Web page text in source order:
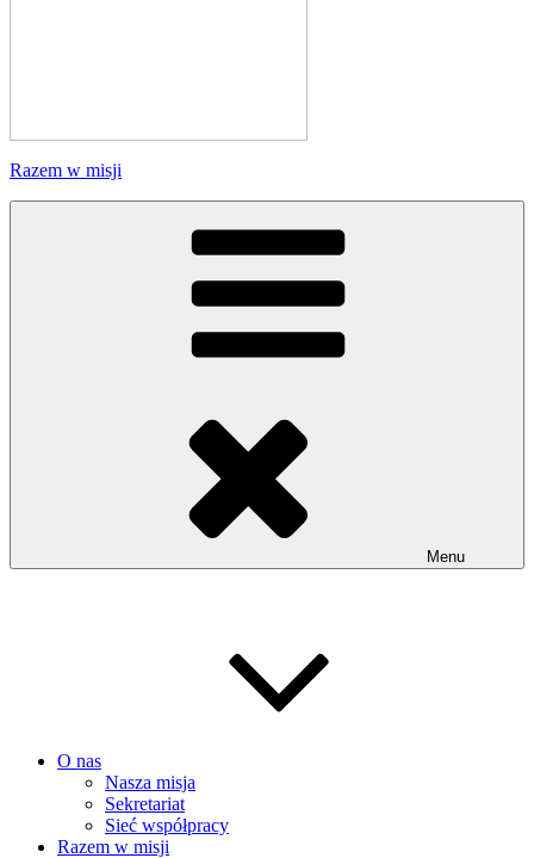
Razem w misji
Menu
O nas
Nasza misja
Sekretariat
Sieć współpracy
Razem w misji